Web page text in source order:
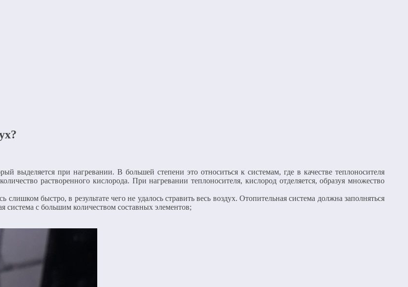
выделяется при нагревании. В большей степени это относиться к системам, где в качестве теплоносителя
растворенного кислорода. При нагревании теплоносителя, кислород отделяется, образуя множество
быстро, в результате чего не удалось стравить весь воздух. Отопительная система должна заполняться
система с большим количеством составных элементов;